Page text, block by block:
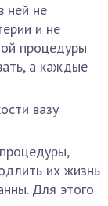
ней не
и не
процедуры
а каждые
вазу
их жизнь
Для этого